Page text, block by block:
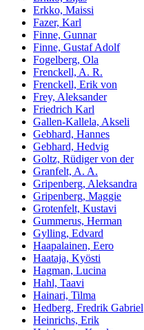
Erkko, Maissi
Fazer, Karl
Finne, Gunnar
Finne, Gustaf Adolf
Fogelberg, Ola
Frenckell, A. R.
Frenckell, Erik von
Frey, Aleksander
Friedrich Karl
Gallen-Kallela, Akseli
Gebhard, Hannes
Gebhard, Hedvig
Goltz, Rüdiger von der
Granfelt, A. A.
Gripenberg, Aleksandra
Gripenberg, Maggie
Grotenfelt, Kustavi
Gummerus, Herman
Gylling, Edvard
Haapalainen, Eero
Haataja, Kyösti
Hagman, Lucina
Hahl, Taavi
Hainari, Tilma
Hedberg, Fredrik Gabriel
Heinrichs, Erik